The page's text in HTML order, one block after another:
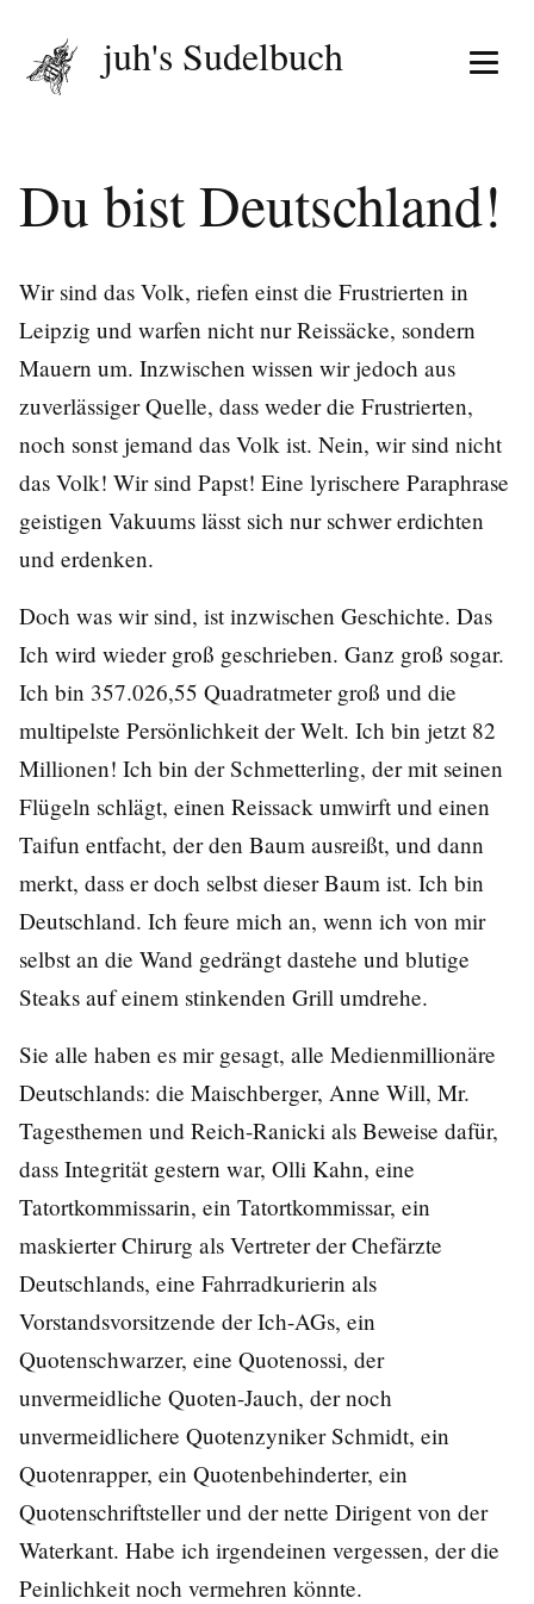
Menü
juh's Sudelbuch
Du bist Deutschland!
Wir sind das Volk, riefen einst die Frustrierten in
Leipzig und warfen nicht nur Reissäcke, sondern
Mauern um. Inzwischen wissen wir jedoch aus
zuverlässiger Quelle, dass weder die Frustrierten,
noch sonst jemand das Volk ist. Nein, wir sind nicht
das Volk! Wir sind Papst! Eine lyrischere Paraphrase
geistigen Vakuums lässt sich nur schwer erdichten
und erdenken.
Doch was wir sind, ist inzwischen Geschichte. Das
Ich wird wieder groß geschrieben. Ganz groß sogar.
Ich bin 357.026,55 Quadratmeter groß und die
multipelste Persönlichkeit der Welt. Ich bin jetzt 82
Millionen! Ich bin der Schmetterling, der mit seinen
Flügeln schlägt, einen Reissack umwirft und einen
Taifun entfacht, der den Baum ausreißt, und dann
merkt, dass er doch selbst dieser Baum ist. Ich bin
Deutschland. Ich feure mich an, wenn ich von mir
selbst an die Wand gedrängt dastehe und blutige
Steaks auf einem stinkenden Grill umdrehe.
Sie alle haben es mir gesagt, alle Medienmillionäre
Deutschlands: die Maischberger, Anne Will, Mr.
Tagesthemen und Reich-Ranicki als Beweise dafür,
dass Integrität gestern war, Olli Kahn, eine
Tatortkommissarin, ein Tatortkommissar, ein
maskierter Chirurg als Vertreter der Chefärzte
Deutschlands, eine Fahrradkurierin als
Vorstandsvorsitzende der Ich-AGs, ein
Quotenschwarzer, eine Quotenossi, der
unvermeidliche Quoten-Jauch, der noch
unvermeidlichere Quotenzyniker Schmidt, ein
Quotenrapper, ein Quotenbehinderter, ein
Quotenschriftsteller und der nette Dirigent von der
Waterkant. Habe ich irgendeinen vergessen, der die
Peinlichkeit noch vermehren könnte.